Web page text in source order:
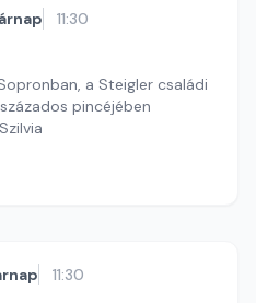
11:30
a Steigler családi
pincéjében
11:30